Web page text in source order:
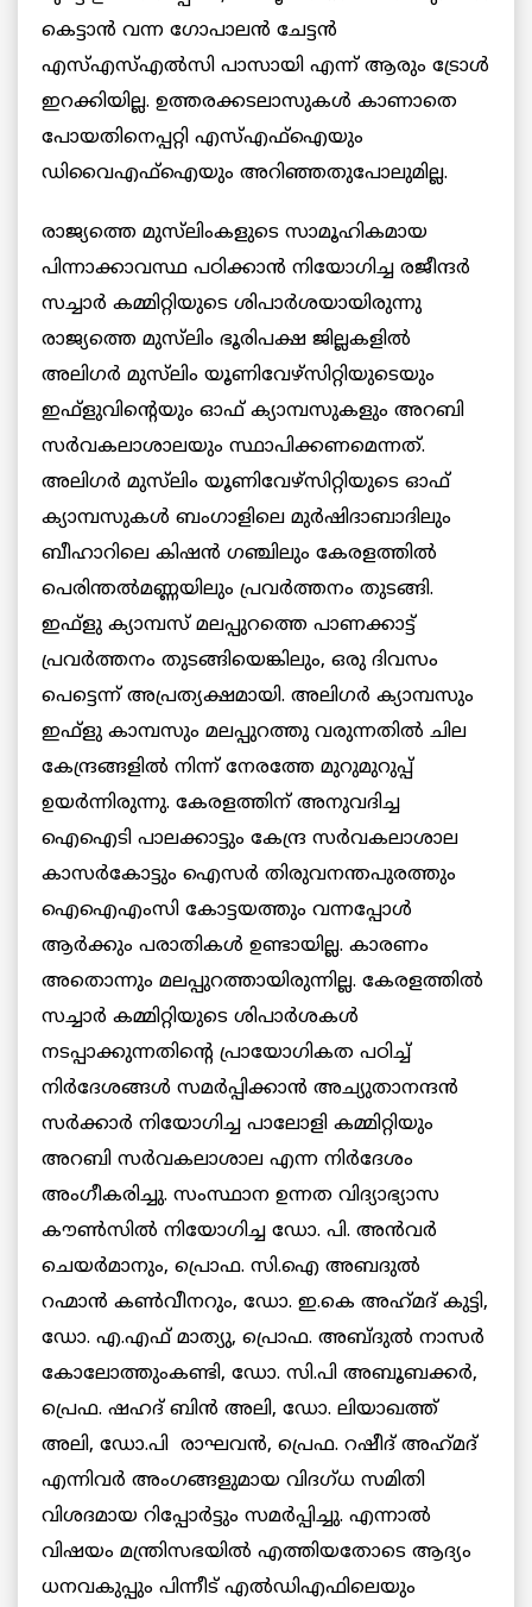
കെട്ടാന്‍ വന്ന ഗോപാലന്‍ ചേട്ടന്‍
എസ്എസ്എല്‍സി പാസായി എന്ന് ആരും ട്രോള്‍
ഇറക്കിയില്ല. ഉത്തരക്കടലാസുകൾ കാണാതെ
പോയതിനെപ്പറ്റി എസ്എഫ്ഐയും
ഡിവൈഎഫ്ഐയും അറിഞ്ഞതുപോലുമില്ല.
രാജ്യത്തെ മുസ്‌ലിംകളുടെ സാമൂഹികമായ
പിന്നാക്കാവസ്ഥ പഠിക്കാന്‍ നിയോഗിച്ച രജീന്ദര്‍
സച്ചാര്‍ കമ്മിറ്റിയുടെ ശിപാര്‍ശയായിരുന്നു
രാജ്യത്തെ മുസ്‌ലിം ഭൂരിപക്ഷ ജില്ലകളില്‍
അലിഗര്‍ മുസ്‌ലിം യൂണിവേഴ്സിറ്റിയുടെയും
ഇഫ്ളുവിന്റെയും ഓഫ് ക്യാമ്പസുകളും അറബി
സര്‍വകലാശാലയും സ്ഥാപിക്കണമെന്നത്.
അലിഗര്‍ മുസ്‌ലിം യൂണിവേഴ്സിറ്റിയുടെ ഓഫ്
ക്യാമ്പസുകള്‍ ബംഗാളിലെ മുര്‍ഷിദാബാദിലും
ബീഹാറിലെ കിഷന്‍ ഗഞ്ചിലും കേരളത്തില്‍
പെരിന്തല്‍മണ്ണയിലും പ്രവര്‍ത്തനം തുടങ്ങി.
ഇഫ്ളു ക്യാമ്പസ് മലപ്പുറത്തെ പാണക്കാട്ട്
പ്രവര്‍ത്തനം തുടങ്ങിയെങ്കിലും, ഒരു ദിവസം
പെട്ടെന്ന് അപ്രത്യക്ഷമായി. അലിഗര്‍ ക്യാമ്പസും
ഇഫ്ളു കാമ്പസും മലപ്പുറത്തു വരുന്നതില്‍ ചില
കേന്ദ്രങ്ങളില്‍ നിന്ന് നേരത്തേ മുറുമുറുപ്പ്
ഉയര്‍ന്നിരുന്നു. കേരളത്തിന് അനുവദിച്ച
ഐഐടി പാലക്കാട്ടും കേന്ദ്ര സര്‍വകലാശാല
കാസര്‍കോട്ടും ഐസര്‍ തിരുവനന്തപുരത്തും
ഐഐഎംസി കോട്ടയത്തും വന്നപ്പോള്‍
ആര്‍ക്കും പരാതികള്‍ ഉണ്ടായില്ല. കാരണം
അതൊന്നും മലപ്പുറത്തായിരുന്നില്ല. കേരളത്തില്‍
സച്ചാര്‍ കമ്മിറ്റിയുടെ ശിപാര്‍ശകള്‍
നടപ്പാക്കുന്നതിന്റെ പ്രായോഗികത പഠിച്ച്
നിര്‍ദേശങ്ങള്‍ സമര്‍പ്പിക്കാന്‍ അച്യുതാനന്ദന്‍
സര്‍ക്കാര്‍ നിയോഗിച്ച പാലോളി കമ്മിറ്റിയും
അറബി സര്‍വകലാശാല എന്ന നിര്‍ദേശം
അംഗീകരിച്ചു. സംസ്ഥാന ഉന്നത വിദ്യാഭ്യാസ
കൗണ്‍സില്‍ നിയോഗിച്ച ഡോ. പി. അന്‍വര്‍
ചെയര്‍മാനും, പ്രൊഫ. സി.ഐ അബദുല്‍
റഹ്മാന്‍ കണ്‍വീനറും, ഡോ. ഇ.കെ അഹ്‌മദ് കുട്ടി,
ഡോ. എ.എഫ് മാത്യു, പ്രൊഫ. അബ്ദുല്‍ നാസര്‍
കോലോത്തുംകണ്ടി, ഡോ. സി.പി അബൂബക്കര്‍,
പ്രെഫ. ഷഹദ് ബിന്‍ അലി, ഡോ. ലിയാഖത്ത്
അലി, ഡോ.പി രാഘവന്‍, പ്രെഫ. റഷീദ് അഹ്‌മദ്
എന്നിവര്‍ അംഗങ്ങളുമായ വിദഗ്ധ സമിതി
വിശദമായ റിപ്പോര്‍ട്ടും സമര്‍പ്പിച്ചു. എന്നാല്‍
വിഷയം മന്ത്രിസഭയില്‍ എത്തിയതോടെ ആദ്യം
ധനവകുപ്പും പിന്നീട് എല്‍ഡിഎഫിലെയും